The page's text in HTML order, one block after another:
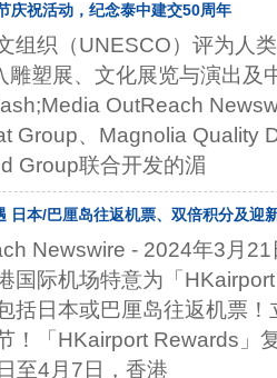
庆祝活动，纪念泰中建交50周年
组织（UNESCO）评为人
雕塑展、文化展览与演出及
OutReach
Group、Magnolia Quality
Group联合开发的湄
日本/巴厘岛往返机票、双倍积分及迎
Newswire - 2024年3月
国际机场特意为「
括日本或巴厘岛往返机票
！「HKairport Rewards」
至4月7日，香港